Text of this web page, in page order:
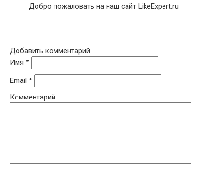
Добро пожаловать на наш сайт LikeExpert.ru
Добавить комментарий
Имя *
Email *
Комментарий